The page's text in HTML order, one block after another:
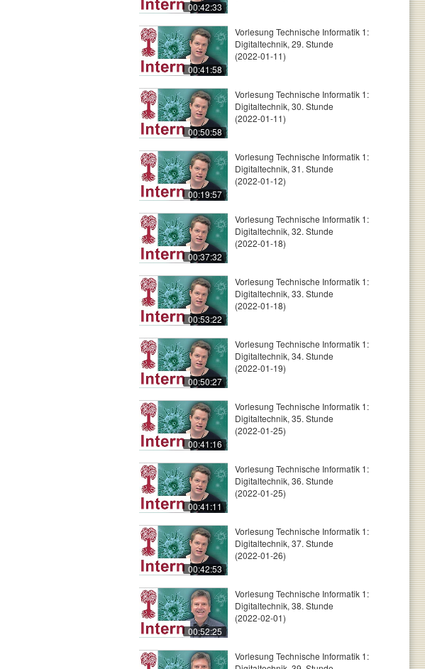
00:42:33
00:41:58
Vorlesung Technische Informatik 1:
Digitaltechnik, 29. Stunde
(2022-01-11)
00:50:58
Vorlesung Technische Informatik 1:
Digitaltechnik, 30. Stunde
(2022-01-11)
00:19:57
Vorlesung Technische Informatik 1:
Digitaltechnik, 31. Stunde
(2022-01-12)
00:37:32
Vorlesung Technische Informatik 1:
Digitaltechnik, 32. Stunde
(2022-01-18)
00:53:22
Vorlesung Technische Informatik 1:
Digitaltechnik, 33. Stunde
(2022-01-18)
00:50:27
Vorlesung Technische Informatik 1:
Digitaltechnik, 34. Stunde
(2022-01-19)
00:41:16
Vorlesung Technische Informatik 1:
Digitaltechnik, 35. Stunde
(2022-01-25)
00:41:11
Vorlesung Technische Informatik 1:
Digitaltechnik, 36. Stunde
(2022-01-25)
00:42:53
Vorlesung Technische Informatik 1:
Digitaltechnik, 37. Stunde
(2022-01-26)
00:52:25
Vorlesung Technische Informatik 1:
Digitaltechnik, 38. Stunde
(2022-02-01)
Vorlesung Technische Informatik 1: